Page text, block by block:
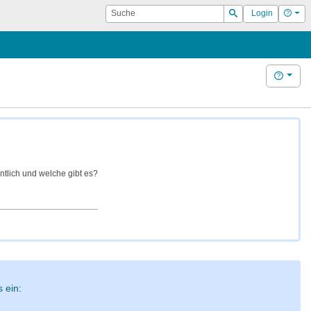
Suche
Suchen
Login Hilfe
Hilfe
und welche gibt es?
ein: